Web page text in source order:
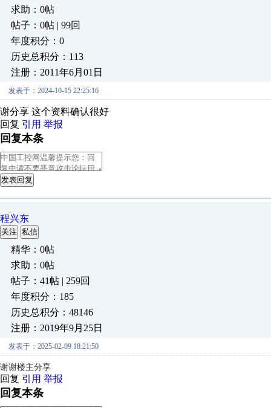
求助：0帖
帖子：0帖 | 99回
年度积分：0
历史总积分：113
注册：2011年6月01日
发表于：2024-10-15 22:25:16
谢分享 这个资料确认很好
回复 引用 举报
回复本条
发表回复
程兴东
关注 私信
精华：0帖
求助：0帖
帖子：41帖 | 259回
年度积分：185
历史总积分：48146
注册：2019年9月25日
发表于：2025-02-09 18:21:50
谢谢楼主分享
回复 引用 举报
回复本条